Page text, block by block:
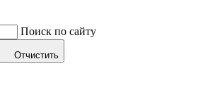
Поиск по сайту
Отчистить